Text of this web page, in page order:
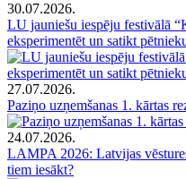
30.07.2026.
LU jauniešu iespēju festivālā
eksperimentēt un satikt
27.07.2026.
Paziņo uzņemšanas 1. kārtas
24.07.2026.
LAMPA 2026: Latvijas
tiem iesākt?